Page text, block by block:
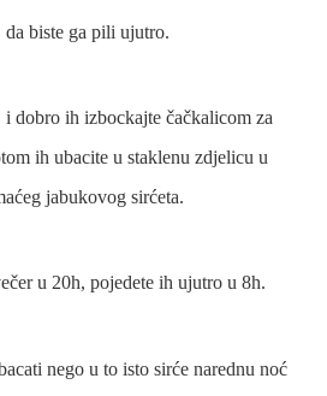
biste ga pili ujutro.
dobro ih izbockajte čačkalicom za
ih ubacite u staklenu zdjelicu u
jabukovog sirćeta.
u 20h, pojedete ih ujutro u 8h.
nego u to isto sirće narednu noć